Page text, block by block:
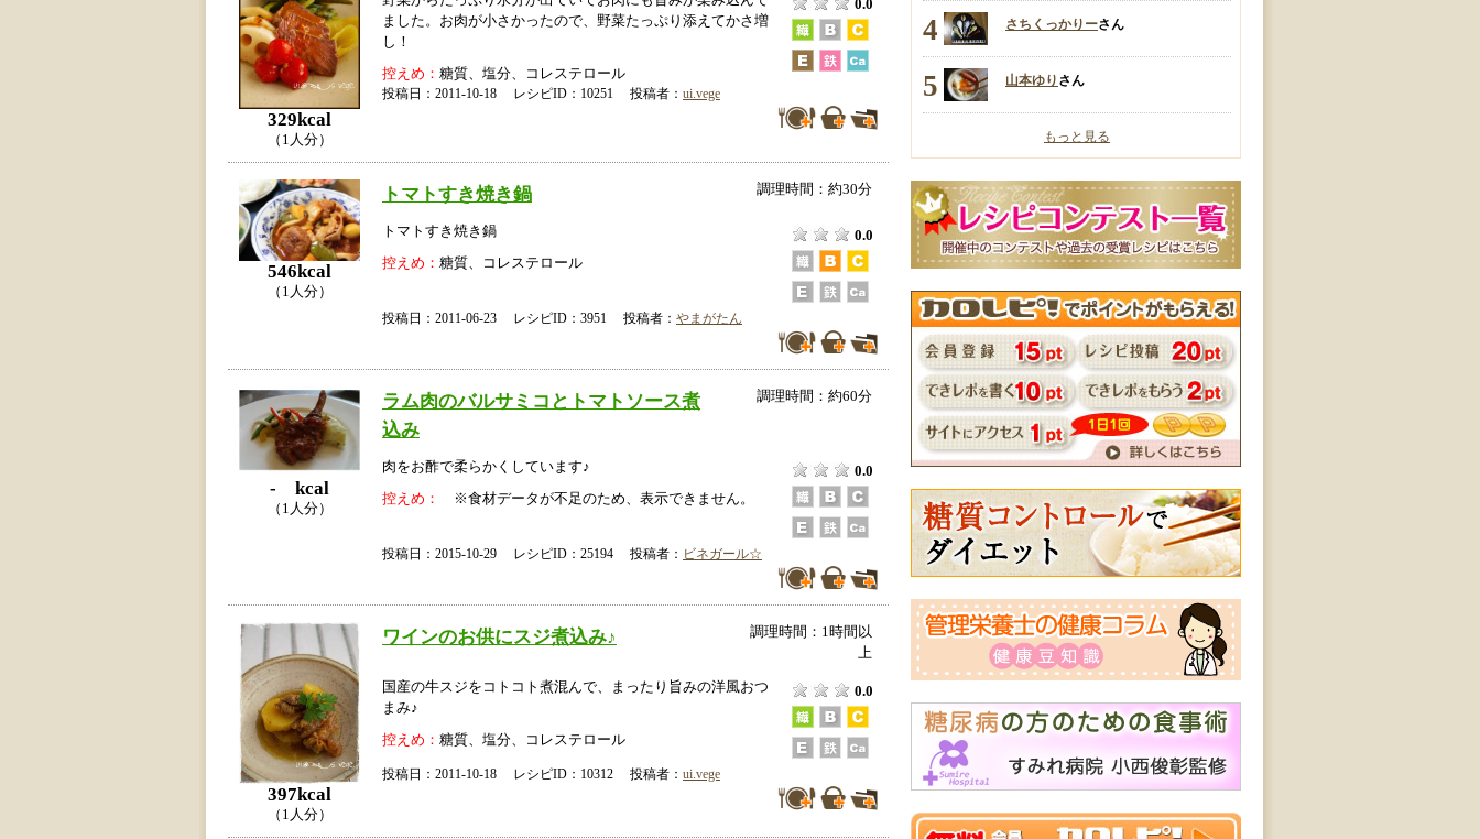
329kcal
（1人分）
ました。お肉が小さかったので、野菜たっぷり添えてかさ増
し！
0.0
控えめ： 糖質、塩分、コレステロール
投稿日：2011-10-18 レシピID：10251 投稿者： ui.vege
546kcal
（1人分）
トマトすき焼き鍋 調理時間：約30分
トマトすき焼き鍋
0.0
控えめ： 糖質、コレステロール
投稿日：2011-06-23 レシピID：3951 投稿者： やまがたん
- kcal
（1人分）
ラム肉のバルサミコとトマトソース煮
込み
調理時間：約60分
肉をお酢で柔らかくしています♪
0.0
控えめ：
※食材データが不足のため、表示できません。
投稿日：2015-10-29 レシピID：25194 投稿者： ビネガール☆
397kcal
（1人分）
ワインのお供にスジ煮込み♪
調理時間：1時間以
上
国産の牛スジをコトコト煮混んで、まったり旨みの洋風おつ
まみ♪
0.0
控えめ： 糖質、塩分、コレステロール
投稿日：2011-10-18 レシピID：10312 投稿者： ui.vege
4 さちくっかりーさん
5 山本ゆり さん
もっと見る